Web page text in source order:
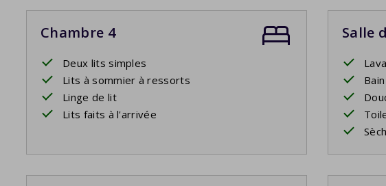
Chambre 4
Deux lits simples
Lits à sommier à ressorts
Linge de lit
Lits faits à l'arrivée
Salle
Bain